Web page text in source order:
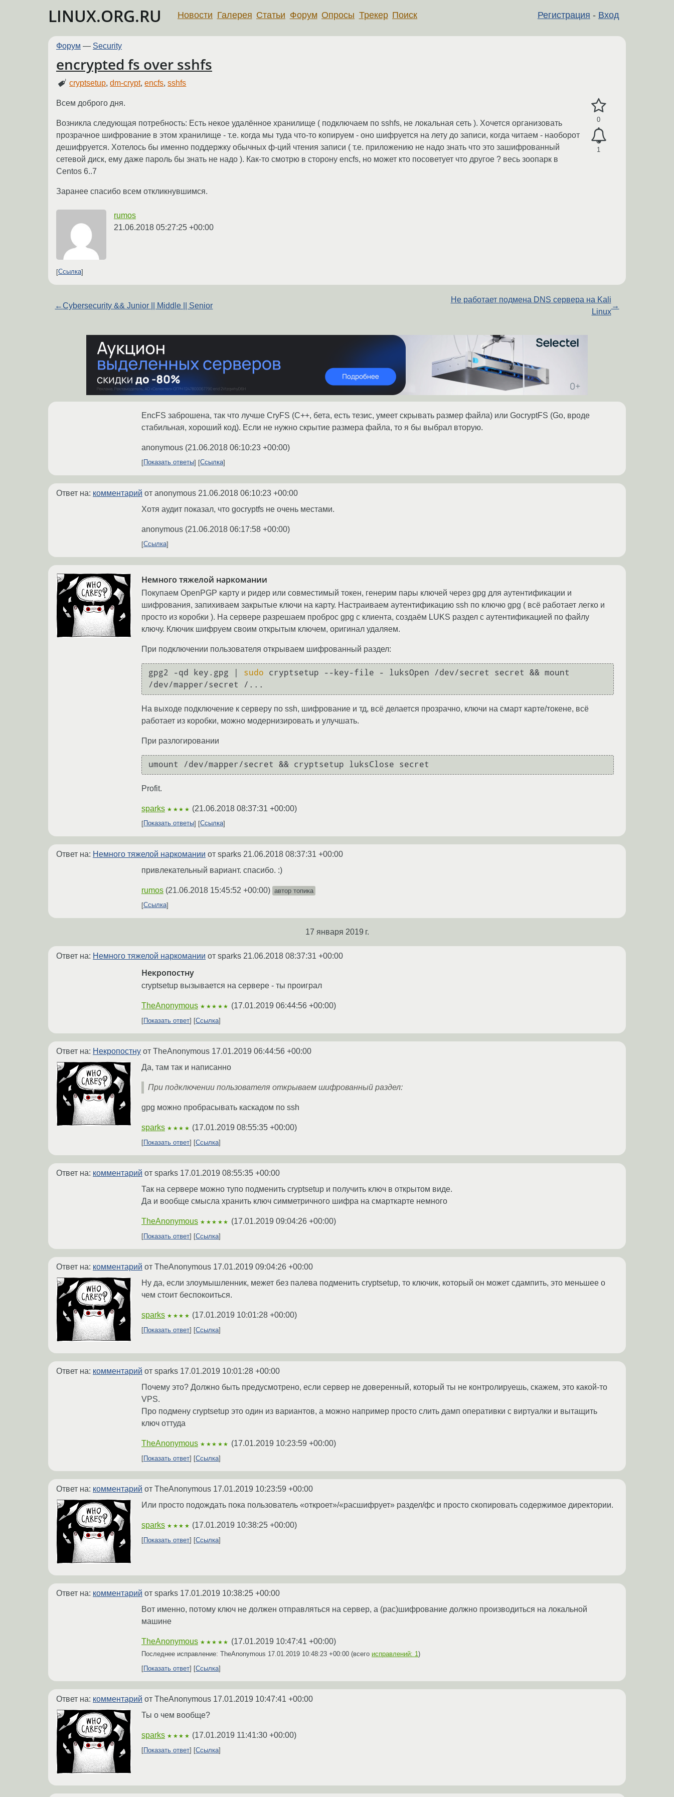
LINUX.ORG.RU Регистрация - Вход
Новости Галерея Статьи Форум Опросы Трекер Поиск
Форум — Security
encrypted fs over sshfs
cryptsetup,dm-crypt,encfs,sshfs
0
1
Всем доброго дня.
Возникла следующая потребность: Есть некое удалённое хранилище ( подключаем по sshfs, не локальная сеть ). Хочется организовать
прозрачное шифрование в этом хранилище - т.е. когда мы туда что-то копируем - оно шифруется на лету до записи, когда читаем - наоборот
дешифруется. Хотелось бы именно поддержку обычных ф-ций чтения записи ( т.е. приложению не надо знать что это зашифрованный
сетевой диск, ему даже пароль бы знать не надо ). Как-то смотрю в сторону encfs, но может кто посоветует что другое ? весь зоопарк в
Centos 6..7
Заранее спасибо всем откликнувшимся.
rumos
21.06.2018 05:27:25 +00:00
Ссылка
←Cybersecurity && Junior || Middle || Senior
Не работает подмена DNS сервера на Kali
Linux
→
EncFS заброшена, так что лучше CryFS (C++, бета, есть тезис, умеет скрывать размер файла) или GocryptFS (Go, вроде
стабильная, хороший код). Если не нужно скрытие размера файла, то я бы выбрал вторую.
anonymous (21.06.2018 06:10:23 +00:00)
Показать ответы Ссылка
Ответ на: комментарий от anonymous 21.06.2018 06:10:23 +00:00
Хотя аудит показал, что gocryptfs не очень местами.
anonymous (21.06.2018 06:17:58 +00:00)
Ссылка
Немного тяжелой наркомании
Покупаем OpenPGP карту и ридер или совместимый токен, генерим пары ключей через gpg для аутентификации и
шифрования, запихиваем закрытые ключи на карту. Настраиваем аутентификацию ssh по ключю gpg ( всё работает легко и
просто из коробки ). На сервере разрешаем проброс gpg с клиента, создаём LUKS раздел с аутентификацией по файлу
ключу. Ключик шифруем своим открытым ключем, оригинал удаляем.
При подключении пользователя открываем шифрованный раздел:
gpg2 -qd key.gpg | sudo cryptsetup --key-file - luksOpen /dev/secret secret && mount
/dev/mapper/secret /...
На выходе подключение к серверу по ssh, шифрование и тд, всё делается прозрачно, ключи на смарт карте/токене, всё
работает из коробки, можно модернизировать и улучшать.
При разлогировании
umount /dev/mapper/secret && cryptsetup luksClose secret
Profit.
sparks ★★★★ (21.06.2018 08:37:31 +00:00)
Показать ответы Ссылка
Ответ на: Немного тяжелой наркомании от sparks 21.06.2018 08:37:31 +00:00
привлекательный вариант. спасибо. :)
rumos (21.06.2018 15:45:52 +00:00) автор топика
Ссылка
17 января 2019 г.
Ответ на: Немного тяжелой наркомании от sparks 21.06.2018 08:37:31 +00:00
Некропостну
cryptsetup вызывается на сервере - ты проиграл
TheAnonymous ★★★★★ (17.01.2019 06:44:56 +00:00)
Показать ответ Ссылка
Ответ на: Некропостну от TheAnonymous 17.01.2019 06:44:56 +00:00
Да, там так и написанно
При подключении пользователя открываем шифрованный раздел:
gpg можно пробрасывать каскадом по ssh
sparks ★★★★ (17.01.2019 08:55:35 +00:00)
Показать ответ Ссылка
Ответ на: комментарий от sparks 17.01.2019 08:55:35 +00:00
Так на сервере можно тупо подменить cryptsetup и получить ключ в открытом виде.
Да и вообще смысла хранить ключ симметричного шифра на смарткарте немного
TheAnonymous ★★★★★ (17.01.2019 09:04:26 +00:00)
Показать ответ Ссылка
Ответ на: комментарий от TheAnonymous 17.01.2019 09:04:26 +00:00
Ну да, если злоумышленник, межет без палева подменить cryptsetup, то ключик, который он может сдампить, это меньшее о
чем стоит беспокоиться.
sparks ★★★★ (17.01.2019 10:01:28 +00:00)
Показать ответ Ссылка
Ответ на: комментарий от sparks 17.01.2019 10:01:28 +00:00
Почему это? Должно быть предусмотрено, если сервер не доверенный, который ты не контролируешь, скажем, это какой-то
VPS.
Про подмену cryptsetup это один из вариантов, а можно например просто слить дамп оперативки с виртуалки и вытащить
ключ оттуда
TheAnonymous ★★★★★ (17.01.2019 10:23:59 +00:00)
Показать ответ Ссылка
Ответ на: комментарий от TheAnonymous 17.01.2019 10:23:59 +00:00
Или просто подождать пока пользователь «откроет»/«расшифрует» раздел/фс и просто скопировать содержимое директории.
sparks ★★★★ (17.01.2019 10:38:25 +00:00)
Показать ответ Ссылка
Ответ на: комментарий от sparks 17.01.2019 10:38:25 +00:00
Вот именно, потому ключ не должен отправляться на сервер, а (рас)шифрование должно производиться на локальной
машине
TheAnonymous ★★★★★ (17.01.2019 10:47:41 +00:00)
Последнее исправление: TheAnonymous 17.01.2019 10:48:23 +00:00 (всего исправлений: 1)
Показать ответ
Ссылка
Ответ на: комментарий от TheAnonymous 17.01.2019 10:47:41 +00:00
Ты о чем вообще?
sparks ★★★★ (17.01.2019 11:41:30 +00:00)
Показать ответ Ссылка